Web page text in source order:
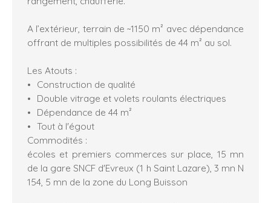
A l’extérieur, terrain de ~1150 m² avec dépendance
offrant de multiples possibilités de 44 m² au sol.
Les Atouts :
Construction de qualité
Double vitrage et volets roulants électriques
Dépendance de 44 m²
Tout à l'égout
Commodités :
écoles et premiers commerces sur place, 15 mn
de la gare SNCF d'Evreux (1 h Saint Lazare), 3 mn N
154, 5 mn de la zone du Long Buisson